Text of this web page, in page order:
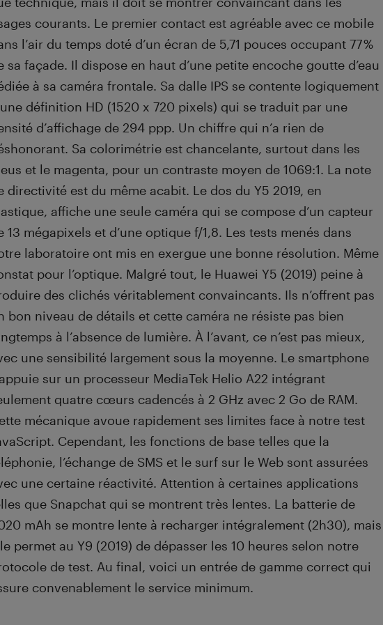
courants. Le premier contact est agréable avec ce mobile
l’air du temps doté d’un écran de 5,71 pouces occupant 77 %
sa façade. Il dispose en haut d’une petite encoche goutte d’eau
à sa caméra frontale. Sa dalle IPS se contente logiquement
définition HD (1520 x 720 pixels) qui se traduit par une
d’affichage de 294 ppp. Un chiffre qui n’a rien de
Sa colorimétrie est chancelante, surtout dans les
et le magenta, pour un contraste moyen de 1069:1. La note
directivité est du même acabit. Le dos du Y5 2019, en
affiche une seule caméra qui se compose d’un capteur
13 mégapixels et d’une optique f/1,8. Les tests menés dans
laboratoire ont mis en exergue une bonne résolution. Même
pour l’optique. Malgré tout, le Huawei Y5 (2019) peine à
des clichés véritablement convaincants. Ils n’offrent pas
bon niveau de détails et cette caméra ne résiste pas bien
à l’absence de lumière. À l’avant, ce n’est pas mieux,
une sensibilité largement sous la moyenne. Le smartphone
sur un processeur MediaTek Helio A22 intégrant
quatre cœurs cadencés à 2 GHz avec 2 Go de RAM.
mécanique avoue rapidement ses limites face à notre test
Cependant, les fonctions de base telles que la
l’échange de SMS et le surf sur le Web sont assurées
une certaine réactivité. Attention à certaines applications
que Snapchat qui se montrent très lentes. La batterie de
mAh se montre lente à recharger intégralement (2h30), mais
permet au Y9 (2019) de dépasser les 10 heures selon notre
de test. Au final, voici un entrée de gamme correct qui
convenablement le service minimum.